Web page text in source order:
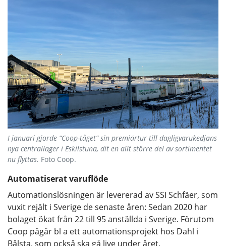
I januari gjorde “Coop-tåget” sin premiärtur till dagligvarukedjans
nya centrallager i Eskilstuna, dit en allt större del av sortimentet
nu flyttas. Foto Coop.
Automatiserat varuflöde
Automationslösningen är levererad av SSI Schfäer, som
vuxit rejält i Sverige de senaste åren: Sedan 2020 har
bolaget ökat från 22 till 95 anställda i Sverige. Förutom
Coop pågår bl a ett automationsprojekt hos Dahl i
Bålsta, som också ska gå live under året.